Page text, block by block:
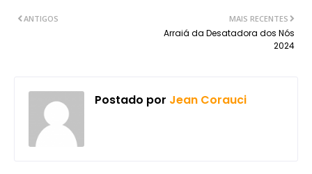
MAIS RECENTES
Arraiá da Desatadora dos Nós
2024
ANTIGOS
Postado por Jean Corauci